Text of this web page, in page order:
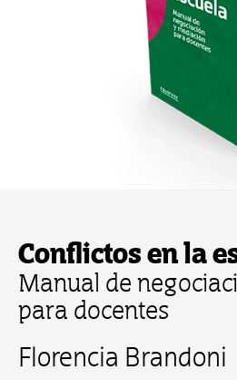
Conflictos en la
Manual de
para docentes
Florencia Brandoni